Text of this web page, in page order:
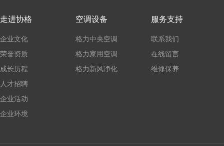
走进协格
企业文化
荣誉资质
成长历程
人才招聘
企业活动
企业环境
空调设备
格力中央空调
格力家用空调
格力新风净化
服务支持
联系我们
在线留言
维修保养